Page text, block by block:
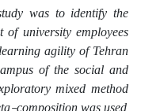
was to identify the
of university employees
agility of Tehran
of the social and
mixed method